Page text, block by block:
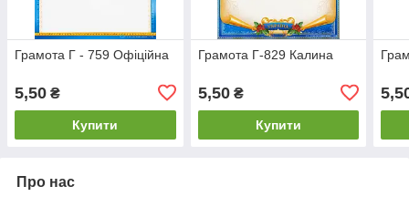
Грамота Г - 759 Офіційна
5,50 ₴
Купити
Грамота Г-829 Калина
5,50₴
Купити
Про нас